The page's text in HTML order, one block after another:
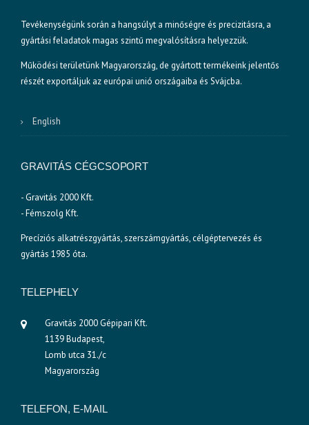
Tevékenységünk során a hangsúlyt a minőségre és precizitásra, a
gyártási feladatok magas szintű megvalósításra helyezzük.
Működési területünk Magyarország, de gyártott termékeink jelentős
részét exportáljuk az európai unió országaiba és Svájcba.
English
GRAVITÁS CÉGCSOPORT
- Gravitás 2000 Kft.
- Fémszolg Kft.
Precíziós alkatrészgyártás, szerszámgyártás, célgéptervezés és
gyártás 1985 óta.
TELEPHELY
Gravitás 2000 Gépipari Kft.
1139 Budapest,
Lomb utca 31./c
Magyarország
TELEFON, E-MAIL